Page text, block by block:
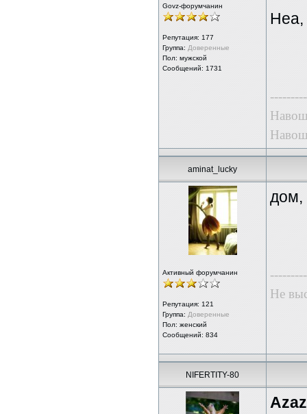
Govz-форумчанин
Репутация: 177
Группа: Доверенные
Пол: мужской
Сообщений: 1731
Неа,
aminat_lucky
Активный форумчанин
Репутация: 121
Группа: Доверенные
Пол: женский
Сообщений: 834
дом,
Не
NIFERTITY-80